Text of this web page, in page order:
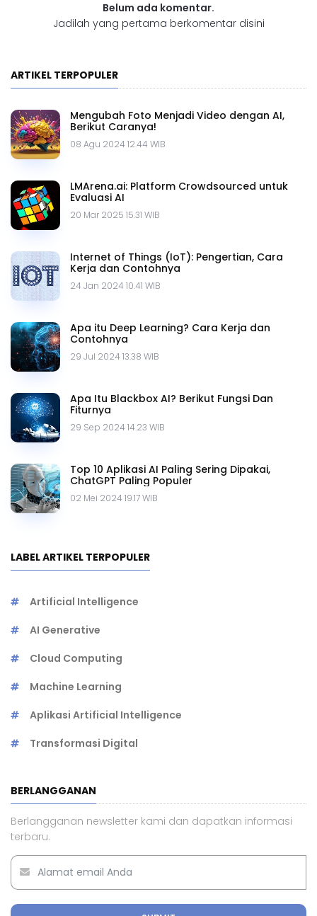
Belum ada komentar.
Jadilah yang pertama berkomentar disini
ARTIKEL TERPOPULER
Mengubah Foto Menjadi Video dengan AI,
Berikut Caranya!
08 Agu 2024 12.44 WIB
LMArena.ai: Platform Crowdsourced untuk
Evaluasi AI
20 Mar 2025 15.31 WIB
Internet of Things (IoT): Pengertian, Cara
Kerja dan Contohnya
24 Jan 2024 10.41 WIB
Apa itu Deep Learning? Cara Kerja dan
Contohnya
29 Jul 2024 13.38 WIB
Apa Itu Blackbox AI? Berikut Fungsi Dan
Fiturnya
29 Sep 2024 14.23 WIB
Top 10 Aplikasi AI Paling Sering Dipakai,
ChatGPT Paling Populer
02 Mei 2024 19.17 WIB
LABEL ARTIKEL TERPOPULER
Artificial Intelligence
AI Generative
Cloud Computing
Machine Learning
Aplikasi Artificial Intelligence
Transformasi Digital
BERLANGGANAN
Berlangganan newsletter kami dan dapatkan informasi
terbaru.